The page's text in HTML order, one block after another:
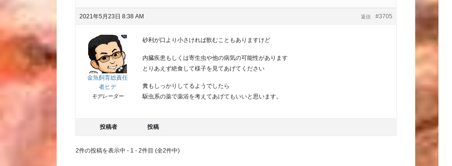
2021年5月23日 8:38 AM #3705
返信
金魚飼育総責任
者ヒデ
モデレーター
砂利が口より小さければ飲むこともありますけど
内臓疾患もしくは寄生虫や他の病気の可能性があります
とりあえず絶食して様子を見てあげてください
糞もしっかりしてるようでしたら
駆虫系の薬で薬浴を考えてあげてもいいと思います。
投稿者 投稿
2件の投稿を表示中 - 1 - 2件目 (全2件中)